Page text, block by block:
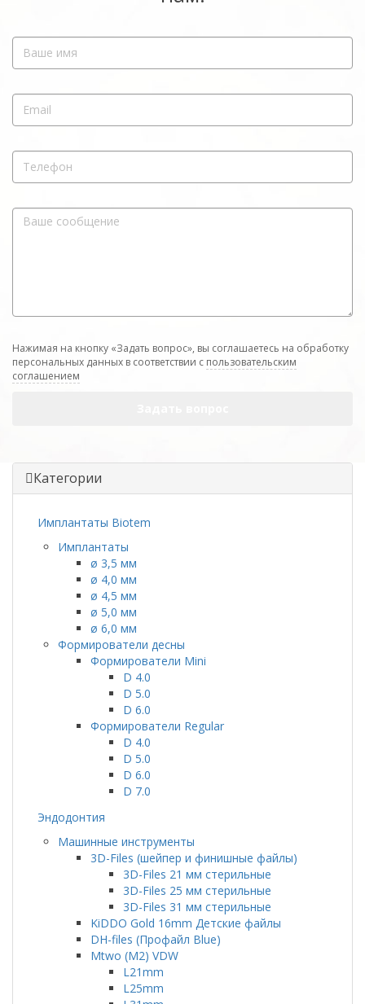
Нажимая на кнопку «Задать вопрос», вы соглашаетесь на обработку
персональных данных в соответствии с пользовательским
соглашением
Категории
Имплантаты Biotem
Имплантаты
ø 3,5 мм
ø 4,0 мм
ø 4,5 мм
ø 5,0 мм
ø 6,0 мм
Формирователи десны
Формирователи Mini
D 4.0
D 5.0
D 6.0
Формирователи Regular
D 4.0
D 5.0
D 6.0
D 7.0
Эндодонтия
Машинные инструменты
3D-Files (шейпер и финишные файлы)
3D-Files 21 мм стерильные
3D-Files 25 мм стерильные
3D-Files 31 мм стерильные
KiDDO Gold 16mm Детские файлы
DH-files (Профайл Blue)
Mtwo (M2) VDW
L21mm
L25mm